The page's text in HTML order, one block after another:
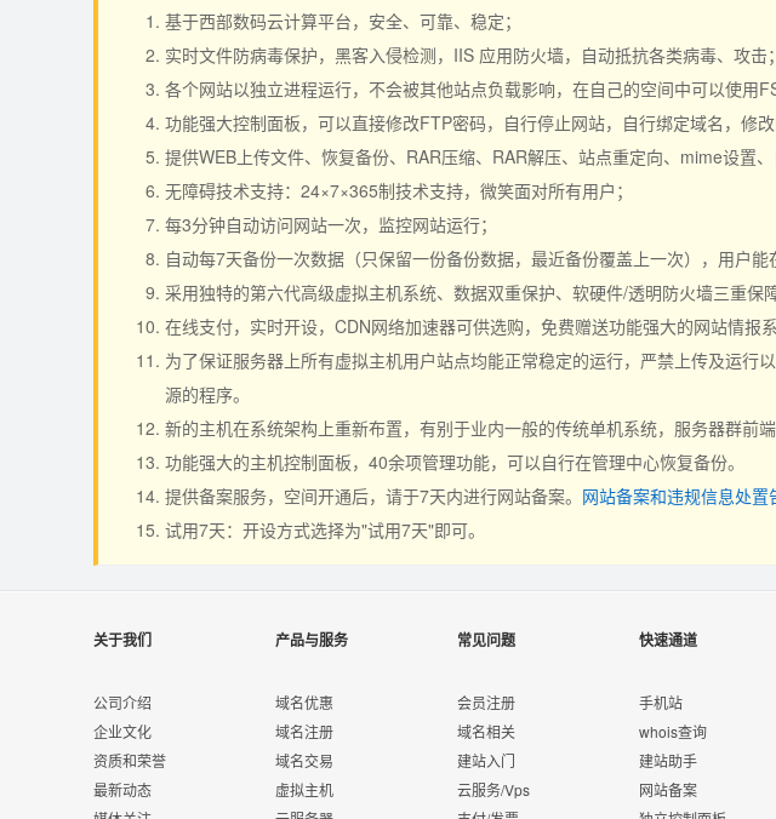
基于西部数码云计算平台，安全、可靠、稳定；
实时文件防病毒保护，黑客入侵检测，IIS 应用防火墙，自动抵抗各类病毒、攻击；
各个网站以独立进程运行，不会被其他站点负载影响，在自己的空间中可以使用
功能强大控制面板，可以直接修改FTP密码，自行停止网站，自行绑定域名，修改
提供WEB上传文件、恢复备份、RAR压缩、RAR解压、站点重定向、mime设置
无障碍技术支持：24×7×365制技术支持，微笑面对所有用户；
每3分钟自动访问网站一次，监控网站运行；
自动每7天备份一次数据（只保留一份备份数据，最近备份覆盖上一次），用户能
采用独特的第六代高级虚拟主机系统、数据双重保护、软硬件/透明防火墙三重保障
在线支付，实时开设，CDN网络加速器可供选购，免费赠送功能强大的网站情报
为了保证服务器上所有虚拟主机用户站点均能正常稳定的运行，严禁上传及运
源的程序。
新的主机在系统架构上重新布置，有别于业内一般的传统单机系统，服务器群前
功能强大的主机控制面板，40余项管理功能，可以自行在管理中心恢复备份。
提供备案服务，空间开通后，请于7天内进行网站备案。 网站备案和违规信息处置
试用7天：开设方式选择为"试用7天"即可。
关于我们
公司介绍
企业文化
资质和荣誉
最新动态
产品与服务
域名优惠
域名注册
域名交易
虚拟主机
常见问题
会员注册
域名相关
建站入门
云服务/Vps
快速通道
手机站
whois查询
建站助手
网站备案